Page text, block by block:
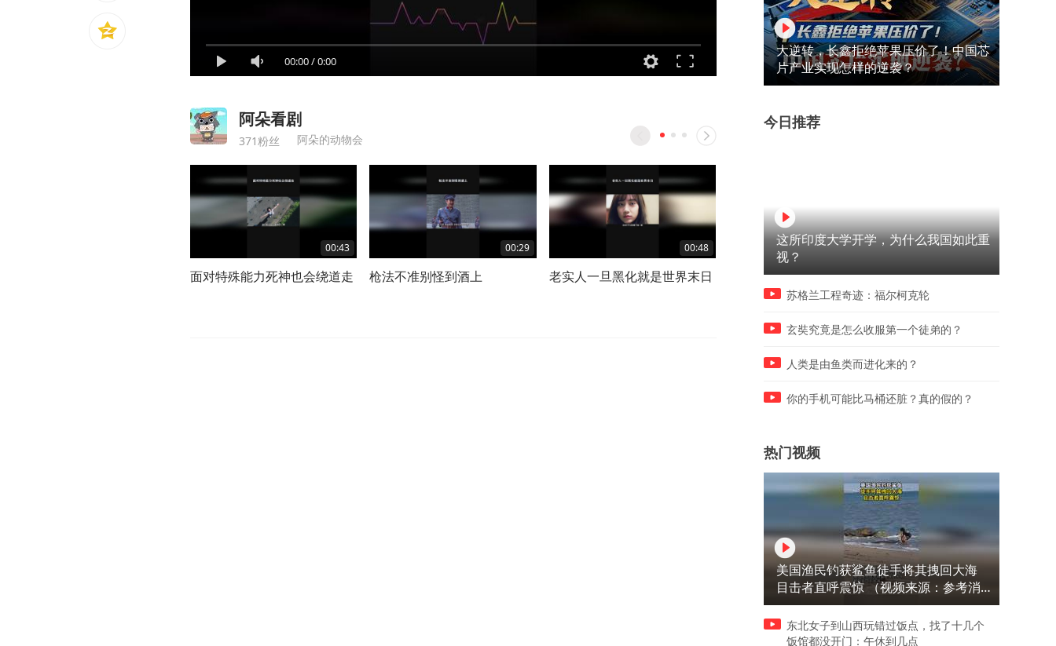
00:00/0:00
阿朵看剧
371粉丝 阿朵的动物会
00:43
面对特殊能力死神也会绕道走
00:29
枪法不准别怪到酒上
00:48
老实人一旦黑化就是世界末日
00:27
任何时候利用职务之便就是在
这下再也穷不了了
大逆转，长鑫拒绝苹果压价了！中国芯
片产业实现怎样的逆袭？
今日推荐
这所印度大学开学，为什么我国如此重
视？
苏格兰工程奇迹：福尔柯克轮
玄奘究竟是怎么收服第一个徒弟的？
人类是由鱼类而进化来的？
你的手机可能比马桶还脏？真的假的？
热门视频
美国渔民钓获鲨鱼徒手将其拽回大海
目击者直呼震惊 （视频来源：参考消
息）
东北女子到山西玩错过饭点，找了十几个
饭馆都没开门：午休到几点